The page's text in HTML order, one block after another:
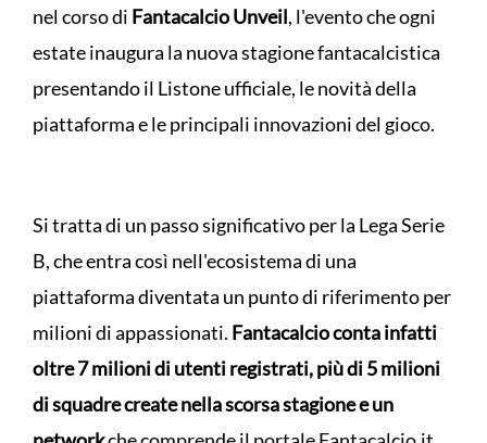
nel corso di Fantacalcio Unveil, l'evento che ogni
estate inaugura la nuova stagione fantacalcistica
presentando il Listone ufficiale, le novità della
piattaforma e le principali innovazioni del gioco.
Si tratta di un passo significativo per la Lega Serie
B, che entra così nell'ecosistema di una
piattaforma diventata un punto di riferimento per
milioni di appassionati. Fantacalcio conta infatti
oltre 7 milioni di utenti registrati, più di 5 milioni
di squadre create nella scorsa stagione e un